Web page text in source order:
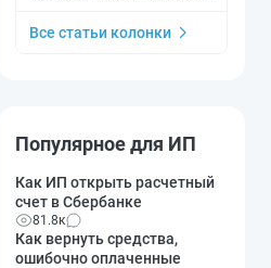
Все статьи колонки
Популярное для ИП
Как ИП открыть расчетный
счет в Сбербанке
81.8к
Как вернуть средства,
ошибочно оплаченные